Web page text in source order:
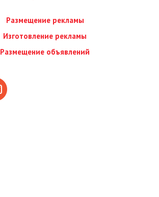
Размещение рекламы
Изготовление рекламы
Размещение объявлений